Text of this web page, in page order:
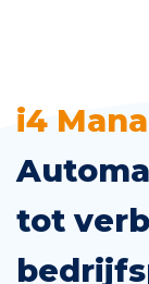
Skip
content
i4
tot